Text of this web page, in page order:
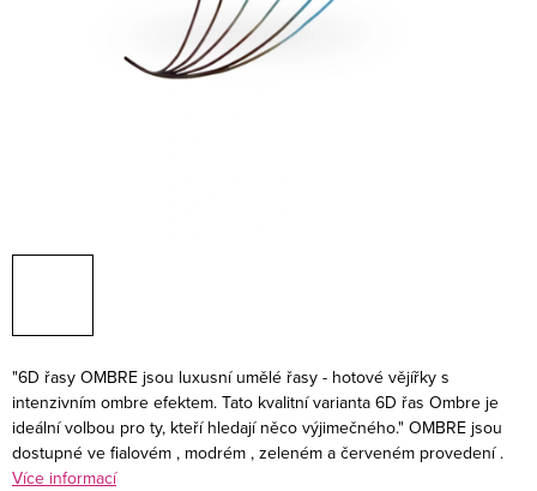
"6D řasy OMBRE jsou luxusní umělé řasy - hotové vějířky s
intenzivním ombre efektem. Tato kvalitní varianta 6D řas Ombre je
ideální volbou pro ty, kteří hledají něco výjimečného." OMBRE jsou
dostupné ve fialovém , modrém , zeleném a červeném provedení .
Více informací